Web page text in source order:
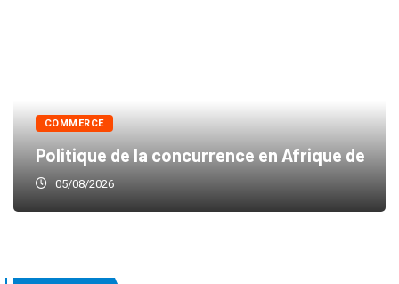
COMMERCE
Politique de la concurrence en Afrique de
05/08/2026